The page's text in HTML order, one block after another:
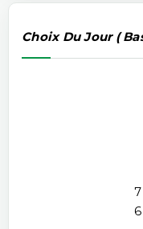
Choix Du Jour (